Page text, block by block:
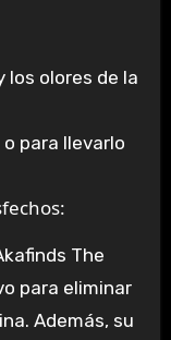
los olores de la
para llevarlo
The
para eliminar
Además, su